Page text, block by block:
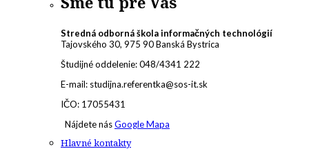
Stredná odborná škola informačných technológií
Tajovského 30, 975 90 Banská Bystrica
Študijné oddelenie: 048/4341 222
E-mail: studijna.referentka@sos-it.sk
IČO: 17055431
Nájdete násGoogle Mapa
Hlavné kontakty